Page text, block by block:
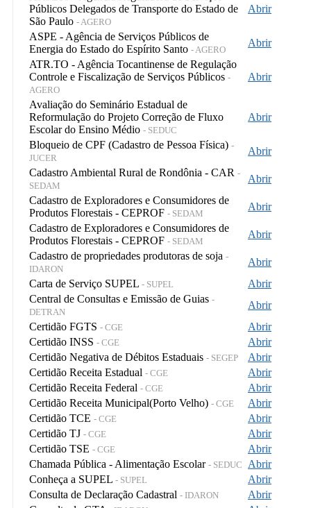
Públicos Delegados de Transporte do Estado de
São Paulo - AGERO
Abrir
ASPE - Agência de Serviços Públicos de
Energia do Estado do Espírito Santo - AGERO
Abrir
ATR.TO - Agência Tocantinense de Regulação
Controle e Fiscalização de Serviços Públicos -
AGERO
Abrir
Avaliação do Seminário Estadual de
Reformulação do Projeto Correção de Fluxo
Escolar do Ensino Médio - SEDUC
Abrir
Bloqueio de CPF (Cadastro de Pessoa Física) -
JUCER
Abrir
Cadastro Ambiental Rural de Rondônia - CAR -
SEDAM
Abrir
Cadastro de Exploradores e Consumidores de
Produtos Florestais - CEPROF - SEDAM
Abrir
Cadastro de Exploradores e Consumidores de
Produtos Florestais - CEPROF - SEDAM
Abrir
Cadastro de propriedades produtoras de soja -
IDARON
Abrir
Carta de Serviço SUPEL - SUPEL
Abrir
Central de Consultas e Emissão de Guias -
DETRAN
Abrir
Certidão FGTS - CGE
Abrir
Certidão INSS - CGE
Abrir
Certidão Negativa de Débitos Estaduais - SEGEP
Abrir
Certidão Receita Estadual - CGE
Abrir
Certidão Receita Federal - CGE
Abrir
Certidão Receita Municipal(Porto Velho) - CGE
Abrir
Certidão TCE - CGE
Abrir
Certidão TJ - CGE
Abrir
Certidão TSE - CGE
Abrir
Chamada Pública - Alimentação Escolar - SEDUC
Abrir
Conheça a SUPEL - SUPEL
Abrir
Consulta de Declaração Cadastral - IDARON
Abrir